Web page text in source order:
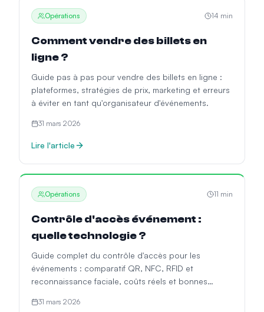
Opérations 14 min
Comment vendre des billets en
ligne ?
Guide pas à pas pour vendre des billets en ligne :
plateformes, stratégies de prix, marketing et erreurs
à éviter en tant qu'organisateur d'événements.
31 mars 2026
Lire l'article
Opérations 11 min
Contrôle d'accès événement :
quelle technologie ?
Guide complet du contrôle d'accès pour les
événements : comparatif QR, NFC, RFID et
reconnaissance faciale, coûts réels et bonnes
31 mars 2026